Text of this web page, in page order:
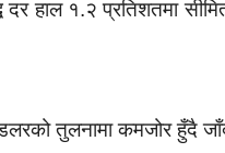
दर हाल १.२ प्रतिशतमा
तुलनामा कमजोर हुँदै